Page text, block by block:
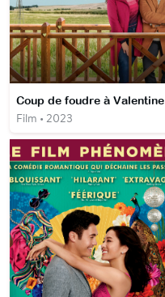
Coup de foudre à Valentine
Film • 2023